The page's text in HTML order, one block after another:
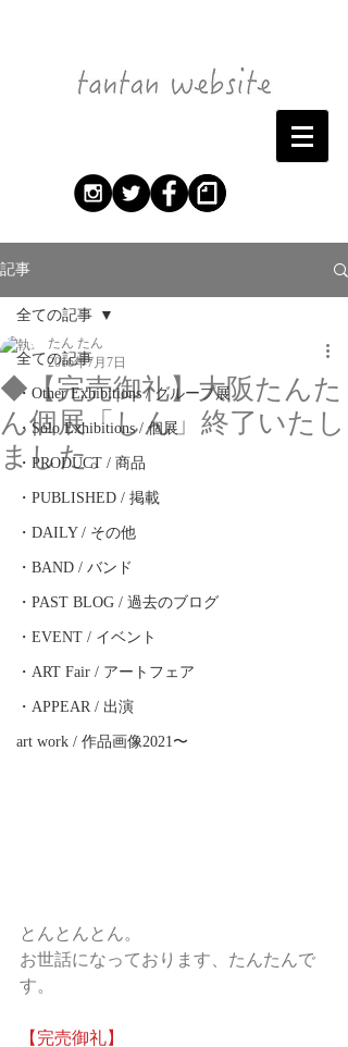
記事
全ての記事
・Other Exhibitions / グループ展
・Solo Exhibitions / 個展
・PRODUCT / 商品
・PUBLISHED / 掲載
・DAILY / その他
・BAND / バンド
・PAST BLOG / 過去のブログ
・EVENT / イベント
・ART Fair / アートフェア
・APPEAR / 出演
art work / 作品画像2021〜
全ての記事
◆【完売御礼】大阪たんた
ん個展「しん」終了いたし
ました。
たん たん
2016年7月7日
とんとんとん。
お世話になっております、たんたんで
す。
【完売御礼】